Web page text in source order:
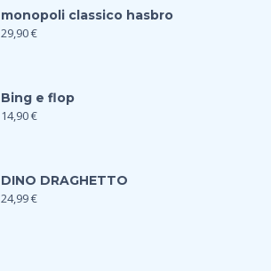
monopoli classico hasbro
29,90€
Bing e flop
14,90€
DINO DRAGHETTO
24,99€